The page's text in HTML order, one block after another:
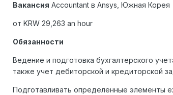
Вакансия Accountant в Ansys , Южная Корея
от KRW 29,263 an hour
Обязанности
Ведение и подготовка бухгалтерского
также учет дебиторской и кредиторской
Подготавливать определенные элементы